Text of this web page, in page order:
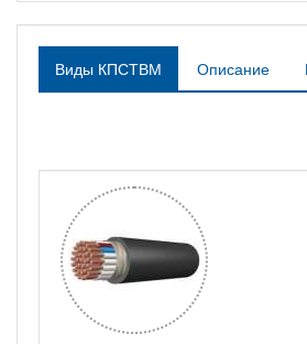
Виды КПСТВМ Описание